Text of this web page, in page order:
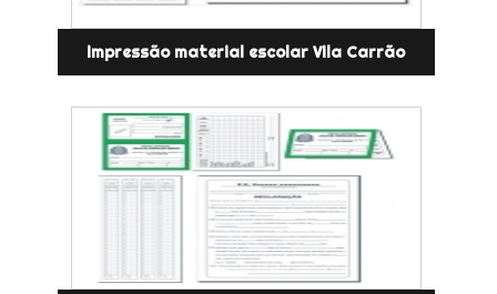
impressão material escolar Vila Carrão